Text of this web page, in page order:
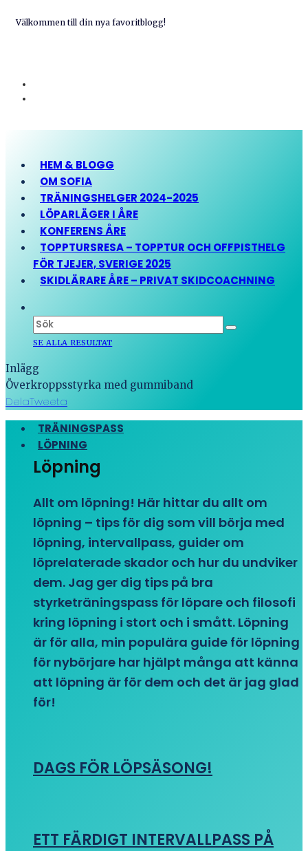
Välkommen till din nya favoritblogg!
HEM & BLOGG
OM SOFIA
TRÄNINGSHELGER 2024-2025
LÖPARLÄGER I ÅRE
KONFERENS ÅRE
TOPPTURSRESA – TOPPTUR OCH OFFPISTHELG
FÖR TJEJER, SVERIGE 2025
SKIDLÄRARE ÅRE – PRIVAT SKIDCOACHNING
SE ALLA RESULTAT
Inlägg
Överkroppsstyrka med gummiband
DelaTweeta
TRÄNINGSPASS
LÖPNING
Löpning
Allt om löpning! Här hittar du allt om
löpning – tips för dig som vill börja med
löpning, intervallpass, guider om
löprelaterade skador och hur du undviker
dem. Jag ger dig tips på bra
styrketräningspass för löpare och filosofi
kring löpning i stort och i smått. Löpning
är för alla, min populära guide för löpning
för nybörjare har hjälpt många att känna
att löpning är för dem och det är jag glad
för!
DAGS FÖR LÖPSÄSONG!
ETT FÄRDIGT INTERVALLPASS PÅ